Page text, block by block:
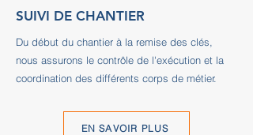
SUIVI DE CHANTIER
Du début du chantier à la remise des clés,
nous assurons le contrôle de l'exécution et la
coordination des différents corps de métier.
EN SAVOIR PLUS